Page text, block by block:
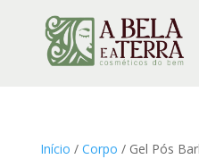
Início / Corpo / Gel Pós